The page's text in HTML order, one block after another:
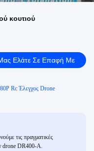
κουτιού
Ελάτε Σε Επαφή Με
Rc Έλεγχος Drone
τις πραγματικές
drone DR400-A.